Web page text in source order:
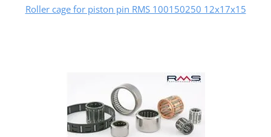
Roller cage for piston pin RMS 100150250 12x17x15